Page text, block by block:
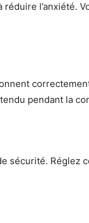
l’anxiété.
pendant la
sécurité. Réglez